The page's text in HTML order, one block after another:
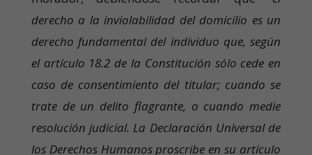
derecho a la inviolabilidad del domicilio es un
derecho fundamental del individuo que, según
el artículo 18.2 de la Constitución sólo cede en
caso de consentimiento del titular; cuando se
trate de un delito flagrante, o cuando medie
resolución judicial. La Declaración Universal de
los Derechos Humanos proscribe en su artículo